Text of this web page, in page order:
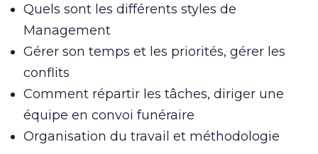
Quels sont les différents styles de
Management
Gérer son temps et les priorités, gérer les
conflits
Comment répartir les tâches, diriger une
équipe en convoi funéraire
Organisation du travail et méthodologie